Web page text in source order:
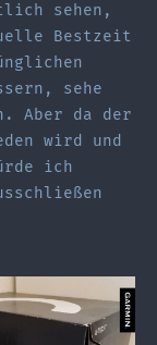
sehen,
Bestzeit
sehe
Aber da der
wird und
ich